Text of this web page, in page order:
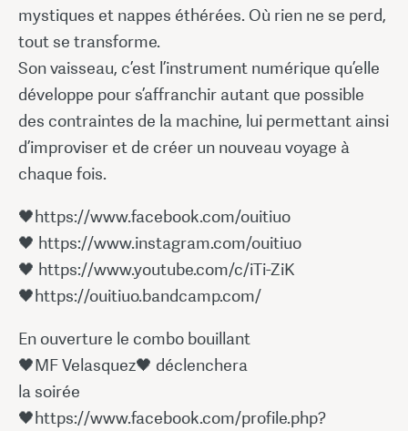
mystiques et nappes éthérées. Où rien ne se perd,
tout se transforme.
Son vaisseau, c’est l’instrument numérique qu’elle
développe pour s’affranchir autant que possible
des contraintes de la machine, lui permettant ainsi
d’improviser et de créer un nouveau voyage à
chaque fois.
🖤https://www.facebook.com/ouitiuo
🖤 https://www.instagram.com/ouitiuo
🖤 https://www.youtube.com/c/iTi-ZiK
🖤https://ouitiuo.bandcamp.com/
En ouverture le combo bouillant
🖤MF Velasquez🖤 déclenchera
la soirée
🖤https://www.facebook.com/profile.php?